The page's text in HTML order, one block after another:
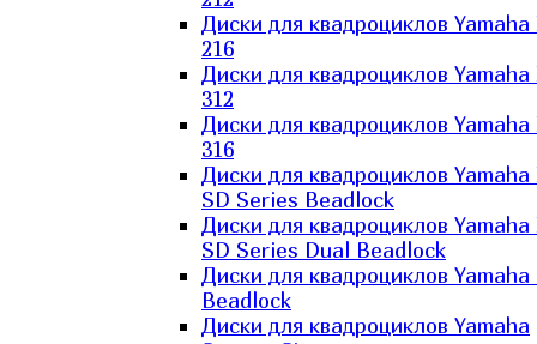
Диски для квадроциклов
216
Диски для квадроциклов
312
Диски для квадроциклов
316
Диски для квадроциклов
SD Series Beadlock
Диски для квадроциклов
SD Series Dual Beadlock
Диски для квадроциклов Yamaha
Beadlock
Диски для квадроциклов Yamaha